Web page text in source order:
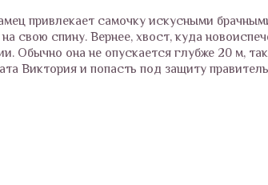
привлекает самочку искусными
свою спину. Вернее, хвост, куда
Обычно она не опускается глубже 20 м,
Виктория и попасть под защиту